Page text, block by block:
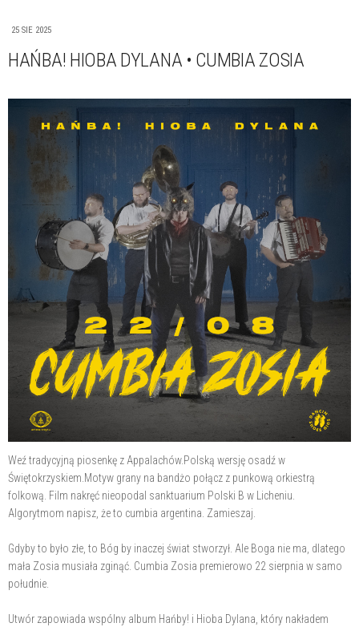
25 SIE 2025
HAŃBA! HIOBA DYLANA • CUMBIA ZOSIA
Weź tradycyjną piosenkę z Appalachów.Polską wersję osadź w
Świętokrzyskiem.Motyw grany na bandżo połącz z punkową orkiestrą
folkową. Film nakręć nieopodal sanktuarium Polski B w Licheniu.
Algorytmom napisz, że to cumbia argentina. Zamieszaj.
Gdyby to było złe, to Bóg by inaczej świat stworzył. Ale Boga nie ma, dlatego
mała Zosia musiała zginąć. Cumbia Zosia premierowo 22 sierpnia w samo
południe.
Utwór zapowiada wspólny album Hańby! i Hioba Dylana, który nakładem